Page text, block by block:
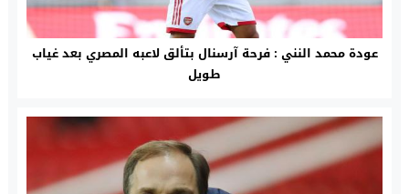
عودة محمد النني : فرحة آرسنال بتألق لاعبه المصري بعد غياب
طويل